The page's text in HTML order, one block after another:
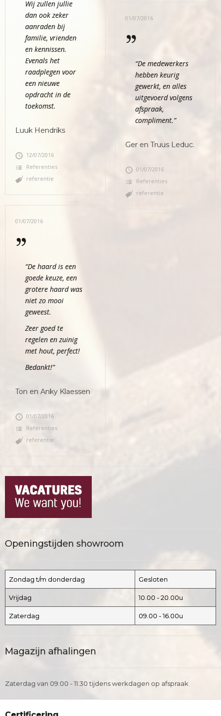
Wij zullen jullie
dan ook zeker
aanraden bij
familie, vrienden
en kennissen.
Evenals het
raadplegen voor
een nieuwe
opdracht in de
toekomst.
Luuk Hendriks
12/07/2016
Referenties
referentie
01/07/2016
“De medewerkers
hebben keurig
gewerkt, en alles
uitgevoerd volgens
afspraak,
compliment.”
Ger en Truus Leduc.
01/07/2016
Referenties
referentie
01/07/2016
“De haard is een
goede keuze, een
grotere haard was
niet zo mooi
geweest.
Zeer goed te
regelen en zuinig
met hout, perfect!
Bedankt!”
Ton en Anky Klaessen
01/07/2016
Referenties
referentie
Openingstijden showroom
Zondag t/m donderdag Gesloten
Vrijdag 10.00 - 20.00u
Zaterdag 09.00 - 16.00u
Magazijn afhalingen
Zaterdag van 09:00 - 11:30 tijdens werkdagen op afspraak